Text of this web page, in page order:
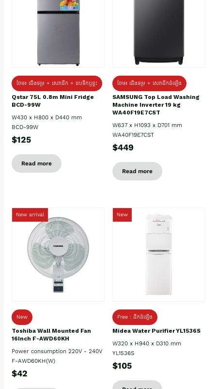
ថែម៖ ជេីងទម្រ + សេវាដឹក + ដបទឹកឬខ្ទះ
Qstar 75L 0.8m Mini Fridge
BCD-99W
W430 x H800 x D440 mm
BCD-99W
$125
Read more
ថែម៖ ជើងទម្រ + សេវាដឹកដំឡើង
SAMSUNG Top Load Washing
Machine Inverter 19 kg
WA40F19E7CST
W637 x H1093 x D701 mm
WA40F19E7CST
$449
Read more
New arrival
New
Toshiba Wall Mounted Fan
16Inch F-AWD60KH
Power consumption 220V - 240V
F-AWD60KH(W)
$42
New
Free : ដឹកដំឡើង
Midea Water Purifier YL1536S
W320 x H940 x D310 mm
YL1536S
$105